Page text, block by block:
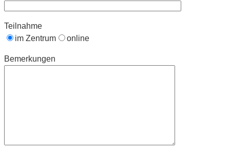
Teilnahme
im Zentrum
online
Bemerkungen